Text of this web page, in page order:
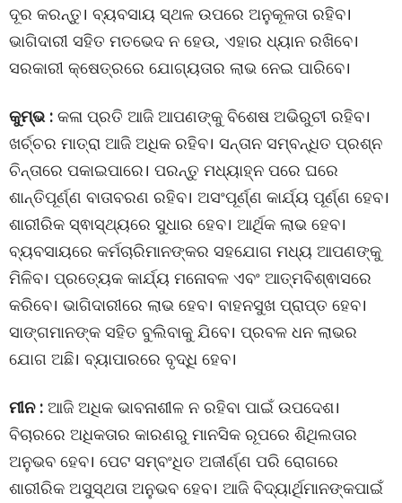
ଦୂର କରନ୍ତୁ। ବ୍ୟବସାୟ ସ୍ଥଳ ଉପରେ ଅନୁକୂଳତା ରହିବ।
ଭାଗିଦାରୀ ସହିତ ମତଭେଦ ନ ହେଉ, ଏହାର ଧ୍ୟାନ ରଖିବେ।
ସରକାରୀ କ୍ଷେତ୍ରରେ ଯୋଗ୍ୟତାର ଲାଭ ନେଇ ପାରିବେ।
କୁମ୍ଭ : କଳା ପ୍ରତି ଆଜି ଆପଣଙ୍କୁ ବିଶେଷ ଅଭିରୁଚୀ ରହିବ।
ଖର୍ଚ୍ଚର ମାତ୍ରା ଆଜି ଅଧିକ ରହିବ। ସନ୍ତାନ ସମ୍ବନ୍ଧିତ ପ୍ରଶ୍ନ
ଚିନ୍ତାରେ ପକାଇପାରେ। ପରନ୍ତୁ ମଧ୍ୟାହ୍ନ ପରେ ଘରେ
ଶାନ୍ତିପୂର୍ଣ୍ଣ ବାତାବରଣ ରହିବ। ଅସଂପୂର୍ଣ୍ଣ କାର୍ଯ୍ୟ ପୂର୍ଣ୍ଣ ହେବ।
ଶାରୀରିକ ସ୍ଵାସ୍ଥ୍ୟରେ ସୁଧାର ହେବ। ଆର୍ଥିକ ଲାଭ ହେବ।
ବ୍ୟବସାୟରେ କର୍ମଚାରିମାନଙ୍କର ସହଯୋଗ ମଧ୍ୟ ଆପଣଙ୍କୁ
ମିଳିବ। ପ୍ରତ୍ୟେକ କାର୍ଯ୍ୟ ମନୋବଳ ଏବଂ ଆତ୍ମବିଶ୍ଵାସରେ
କରିବେ। ଭାଗିଦାରୀରେ ଲାଭ ହେବ। ବାହନସୁଖ ପ୍ରାପ୍ତ ହେବ।
ସାଙ୍ଗମାନଙ୍କ ସହିତ ବୁଲିବାକୁ ଯିବେ। ପ୍ରବଳ ଧନ ଲାଭର
ଯୋଗ ଅଛି। ବ୍ୟାପାରରେ ବୃଦ୍ଧି ହେବ।
ମୀନ : ଆଜି ଅଧିକ ଭାବନାଶୀଳ ନ ରହିବା ପାଇଁ ଉପଦେଶ।
ବିଚାରରେ ଅଧିକତାର କାରଣରୁ ମାନସିକ ରୂପରେ ଶିଥିଲତାର
ଅନୁଭବ ହେବ। ପେଟ ସମ୍ବଂଧିତ ଅଜୀର୍ଣ୍ଣ ପରି ରୋଗରେ
ଶାରୀରିକ ଅସୁସ୍ଥତା ଅନୁଭବ ହେବ। ଆଜି ବିଦ୍ୟାର୍ଥିମାନଙ୍କପାଇଁ